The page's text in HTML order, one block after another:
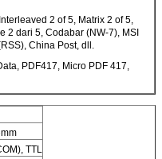
2 of 5, Matrix 2 of 5,
2 dari 5, Codabar (NW-7), MSI
China Post, dll.
PDF417, Micro PDF 417,
TTL